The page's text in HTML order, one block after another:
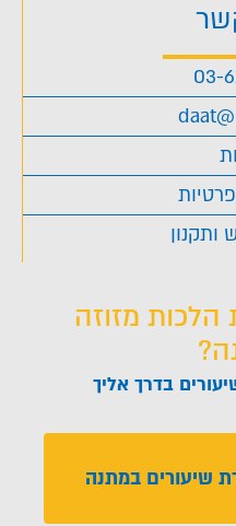
03-
ותקנון
הלכות מזוזה
בדרך אליך
שיעורים במתנה